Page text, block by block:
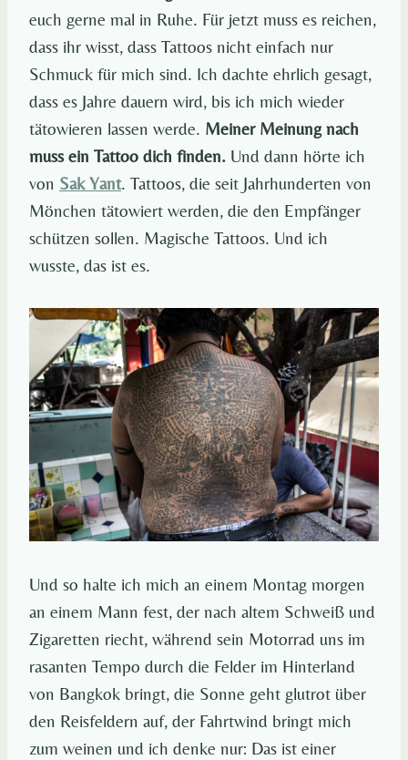
euch gerne mal in Ruhe. Für jetzt muss es reichen,
dass ihr wisst, dass Tattoos nicht einfach nur
Schmuck für mich sind. Ich dachte ehrlich gesagt,
dass es Jahre dauern wird, bis ich mich wieder
tätowieren lassen werde. Meiner Meinung nach
muss ein Tattoo dich finden. Und dann hörte ich
von Sak Yant. Tattoos, die seit Jahrhunderten von
Mönchen tätowiert werden, die den Empfänger
schützen sollen. Magische Tattoos. Und ich
wusste, das ist es.
Und so halte ich mich an einem Montag morgen
an einem Mann fest, der nach altem Schweiß und
Zigaretten riecht, während sein Motorrad uns im
rasanten Tempo durch die Felder im Hinterland
von Bangkok bringt, die Sonne geht glutrot über
den Reisfeldern auf, der Fahrtwind bringt mich
zum weinen und ich denke nur: Das ist einer